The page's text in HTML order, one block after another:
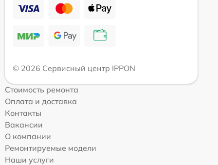
© 2026 Сервисный центр IPPON
Стоимость ремонта
Оплата и доставка
Контакты
Вакансии
О компании
Ремонтируемые модели
Наши услуги